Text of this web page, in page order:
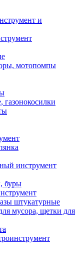
и
мотопомпы
инструмент
буры
штукатурные
мусора, щетки для